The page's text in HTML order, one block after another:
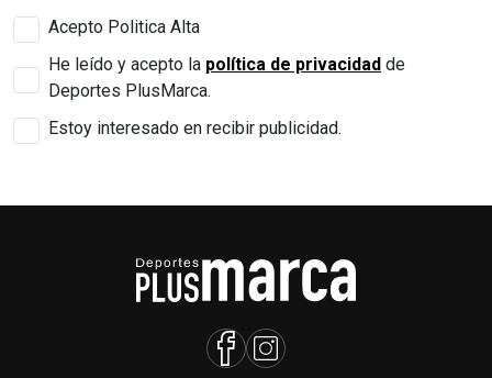
Acepto Politica Alta
He leído y acepto la política de privacidad de
Deportes PlusMarca.
Estoy interesado en recibir publicidad.